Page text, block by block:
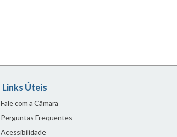
Links Úteis
Fale com a Câmara
Perguntas Frequentes
Acessibilidade